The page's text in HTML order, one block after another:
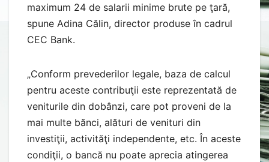
maximum 24 de salarii minime brute pe ţară,
spune Adina Călin, director produse în cadrul
CEC Bank.
„Conform prevederilor legale, baza de calcul
pentru aceste contribuţii este reprezentată de
veniturile din dobânzi, care pot proveni de la
mai multe bănci, alături de venituri din
investiţii, activităţi independente, etc. În aceste
condiţii, o bancă nu poate aprecia atingerea